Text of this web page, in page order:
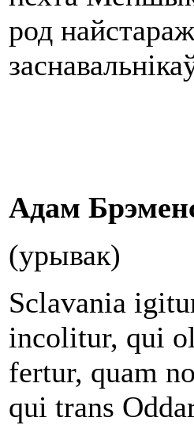
род
Адам Брэ
(урывак)
Sclavania
incolitur, qui
fertur, quam
qui trans